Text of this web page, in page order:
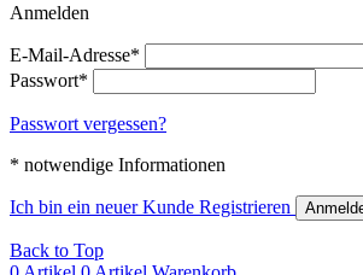
Anmelden
E-Mail-Adresse*
Passwort*
Passwort vergessen?
* notwendige Informationen
Ich bin ein neuer Kunde Registrieren
Back to Top